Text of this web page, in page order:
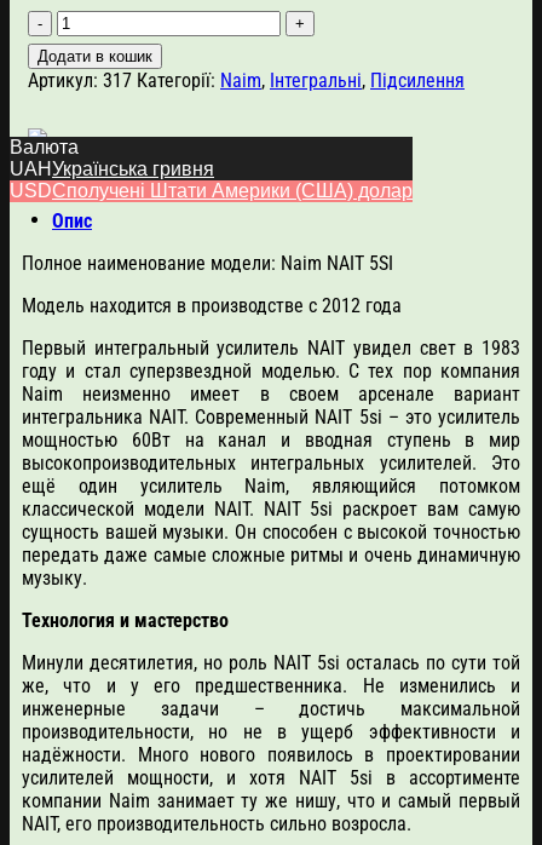
Naim
NAIT
5si
кількість
Додати в кошик
Артикул: 317 Категорії: Naim, Інтегральні, Підсилення
Опис
Полное наименование модели: Naim NAIT 5SI
Модель находится в производстве с 2012 года
Первый интегральный усилитель NAIT увидел свет в 1983
году и стал суперзвездной моделью. С тех пор компания
Naim неизменно имеет в своем арсенале вариант
интегральника NAIT. Современный NAIT 5si – это усилитель
мощностью 60Вт на канал и вводная ступень в мир
высокопроизводительных интегральных усилителей. Это
ещё один усилитель Naim, являющийся потомком
классической модели NAIT. NAIT 5si раскроет вам самую
сущность вашей музыки. Он способен с высокой точностью
передать даже самые сложные ритмы и очень динамичную
музыку.
Технология и мастерство
Минули десятилетия, но роль NAIT 5si осталась по сути той
же, что и у его предшественника. Не изменились и
инженерные задачи – достичь максимальной
производительности, но не в ущерб эффективности и
надёжности. Много нового появилось в проектировании
усилителей мощности, и хотя NAIT 5si в ассортименте
компании Naim занимает ту же нишу, что и самый первый
NAIT, его производительность сильно возросла.
Валюта
UAHУкраїнська гривня
USDСполучені Штати Америки (США) долар